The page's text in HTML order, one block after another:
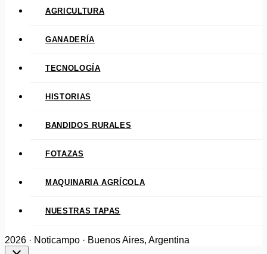
AGRICULTURA
GANADERÍA
TECNOLOGÍA
HISTORIAS
BANDIDOS RURALES
FOTAZAS
MAQUINARIA AGRÍCOLA
NUESTRAS TAPAS
2026 · Noticampo · Buenos Aires, Argentina